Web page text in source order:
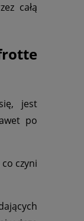
całą
jest
po
czyni